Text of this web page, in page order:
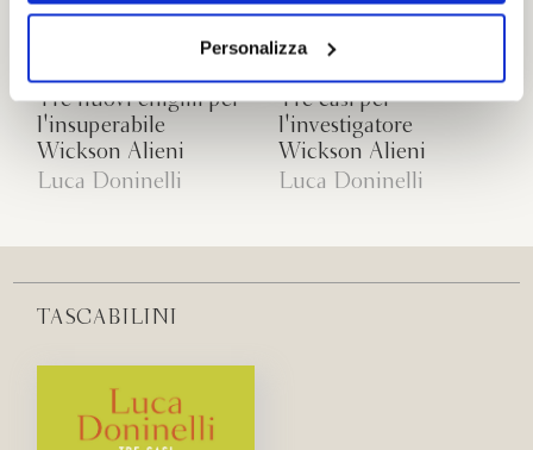
dei soli cookie tecnici. Selezionando “Accetta tutti” presti
il tuo consenso alla profilazione che potrai revocare in
ogni momentoRevoca
Personalizza
Tre nuovi enigmi per
l'insuperabile
Wickson Alieni
Luca Doninelli
Tre casi per
l'investigatore
Wickson Alieni
Luca Doninelli
TASCABILINI